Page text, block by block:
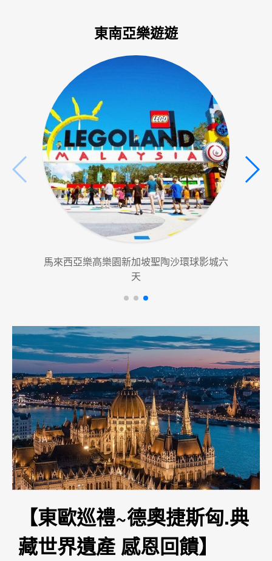
東南亞樂遊遊
馬來西亞樂高樂園新加坡聖陶沙環球影城六
天
【東歐巡禮~德奧捷斯匈.典
藏世界遺產 感恩回饋】